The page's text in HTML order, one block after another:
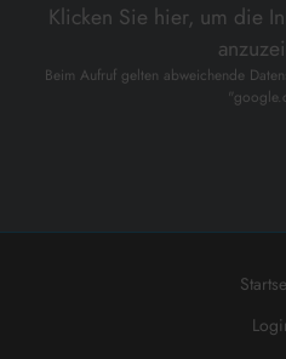
Klicken Sie hier, um die
Beim Aufruf gelten abweichende